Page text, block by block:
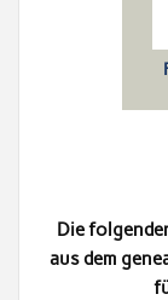
Die
aus dem